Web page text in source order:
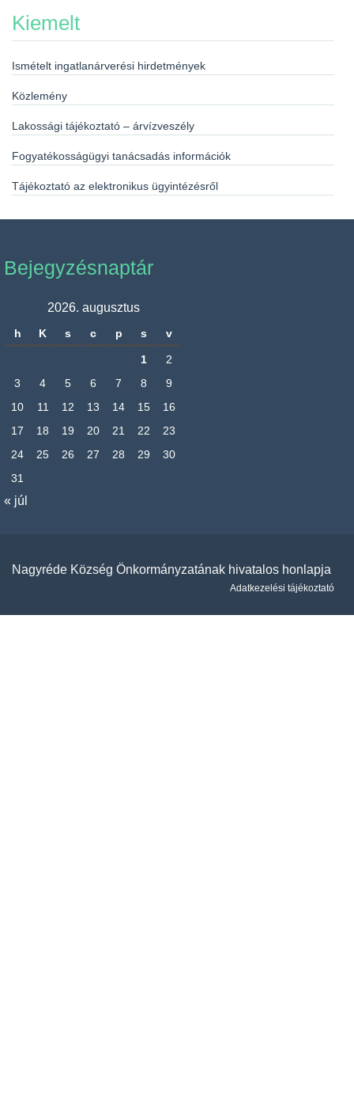
Kiemelt
Ismételt ingatlanárverési hirdetmények
Közlemény
Lakossági tájékoztató – árvízveszély
Fogyatékosságügyi tanácsadás információk
Tájékoztató az elektronikus ügyintézésről
Bejegyzésnaptár
2026. augusztus
h K s c p s v
1
2
3
4 5 6 7 8
9
10
11 12 13 14 15
16
17
18 19 20 21 22
23
24
25 26 27 28 29
30
31
« júl
Nagyréde Község Önkormányzatának hivatalos honlapja
Adatkezelési tájékoztató